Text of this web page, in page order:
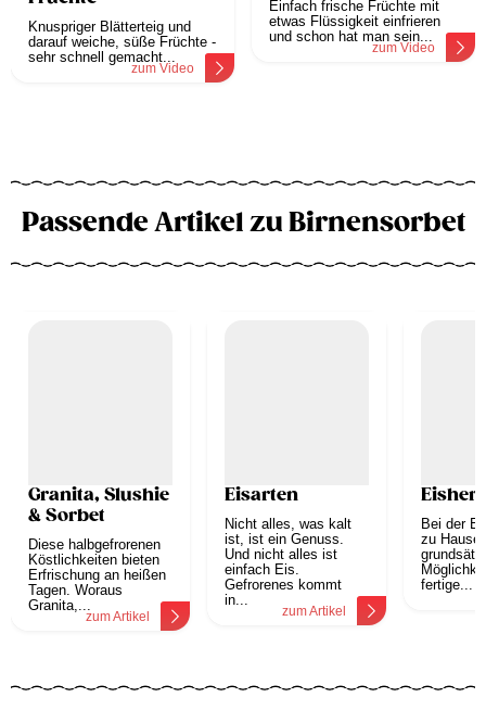
Knuspriger Blätterteig und
darauf weiche, süße Früchte -
sehr schnell gemacht...
zum Video
Einfach frische Früchte mit
etwas Flüssigkeit einfrieren
und schon hat man sein...
zum Video
Passende Artikel zu Birnensorbet
Granita, Slushie
& Sorbet
Diese halbgefrorenen
Köstlichkeiten bieten
Erfrischung an heißen
Tagen. Woraus
Granita,...
zum Artikel
Eisarten
Nicht alles, was kalt
ist, ist ein Genuss.
Und nicht alles ist
einfach Eis.
Gefrorenes kommt
in...
zum Artikel
Bei der
zu Hause
fertige...